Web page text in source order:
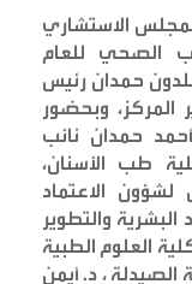
الاستشاري
الصحي للعام
أ.د. خلدون حمدان رئيس
وبحضور
حمدان نائب
طب الأسنان،
لشؤون الاعتماد
والتطوير
العلوم الطبية
، د. أيمن